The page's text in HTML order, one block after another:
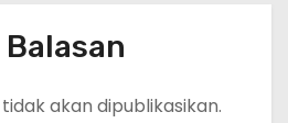
akan dipublikasikan.